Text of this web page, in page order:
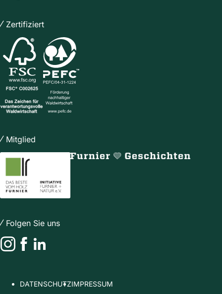
Zertifiziert
Mitglied
Folgen Sie uns
DATENSCHUTZIMPRESSUM